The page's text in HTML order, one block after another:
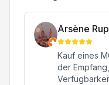
Arsène
Kauf eines
der